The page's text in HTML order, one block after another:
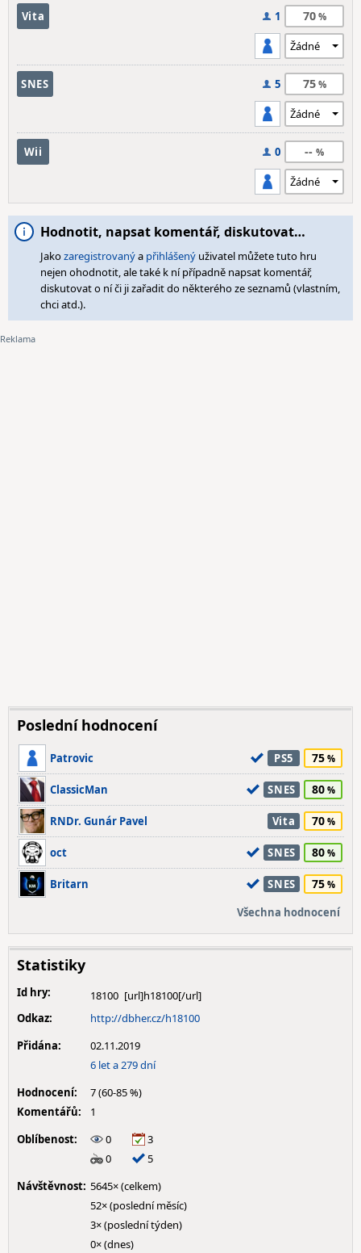
Vita 1 70
SNES 5 75
Wii 0 --
Hodnotit, napsat komentář, diskutovat…
Jakozaregistrovanýa přihlášený uživatel můžete tuto hru
nejen ohodnotit, ale také k ní případně napsat komentář,
diskutovat o ní či ji zařadit do některého ze seznamů (vlastním,
chci atd.).
Poslední hodnocení
Patrovic PS5 75
ClassicMan SNES 80
RNDr. Gunár Pavel Vita 70
oct SNES 80
Britarn SNES 75
Všechna hodnocení
Statistiky
Id hry:
18100
Odkaz:
http://dbher.cz/h18100
Přidána:
02.11.2019
6 let a 279 dní
Hodnocení:
7 (60-85 %)
Komentářů:
1
Oblíbenost:
0
3
0
5
Návštěvnost: 5645× (celkem)
52× (poslední měsíc)
3× (poslední týden)
0× (dnes)